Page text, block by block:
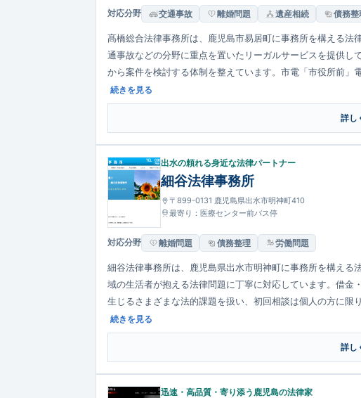
対応分野 交通事故 離婚問題 遺産相続 債務整
髙橋総合法律事務所は、鹿児島市易居町に事務所を構える
通事故などの分野に重点を置いたリーガルサービスを提供
から案件を検討する体制を整えています。市電「市役所前」
ついては初回60分の無料相談を実施しています。
続きを見る
詳し
出水の頼れる身近な法律パートナー
細谷法律事務所
〒899-0131 鹿児島県出水市明神町410
最寄り：医療センター前バス停
対応分野 離婚問題 債務整理 労働問題
細谷法律事務所は、鹿児島県出水市明神町に事務所を構え
域の生活者が抱える法律問題に丁寧に対応しています。借
生じるさまざまな法的課題を扱い、初回相談は個人の方に限
行い、地域住民に寄り添う姿勢が特徴です。
続きを見る
詳し
迅速・高品質・寄り添う鹿児島の法律家